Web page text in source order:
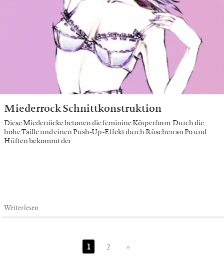
Miederrock Schnittkonstruktion
Diese Miederröcke betonen die feminine Körperform. Durch die
hohe Taille und einen Push-Up-Effekt durch Rüschen an Po und
Hüften bekommt der …
Weiterlesen
1 2 »